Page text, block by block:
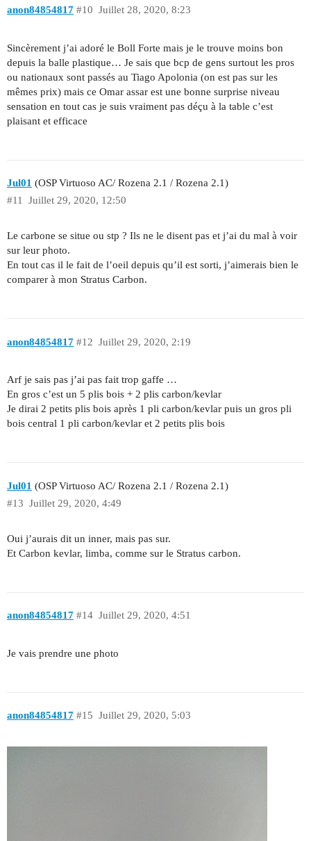
anon84854817 Juillet 28, 2020, 8:23
#10
Sincèrement j’ai adoré le Boll Forte mais je le trouve moins bon
depuis la balle plastique… Je sais que bcp de gens surtout les pros
ou nationaux sont passés au Tiago Apolonia (on est pas sur les
mêmes prix) mais ce Omar assar est une bonne surprise niveau
sensation en tout cas je suis vraiment pas déçu à la table c’est
plaisant et efficace
Jul01 (OSP Virtuoso AC/ Rozena 2.1 / Rozena 2.1)
Juillet 29, 2020, 12:50
#11
Le carbone se situe ou stp ? Ils ne le disent pas et j’ai du mal à voir
sur leur photo.
En tout cas il le fait de l’oeil depuis qu’il est sorti, j’aimerais bien le
comparer à mon Stratus Carbon.
anon84854817 Juillet 29, 2020, 2:19
#12
Arf je sais pas j’ai pas fait trop gaffe …
En gros c’est un 5 plis bois + 2 plis carbon/kevlar
Je dirai 2 petits plis bois après 1 pli carbon/kevlar puis un gros pli
bois central 1 pli carbon/kevlar et 2 petits plis bois
Jul01 (OSP Virtuoso AC/ Rozena 2.1 / Rozena 2.1)
Juillet 29, 2020, 4:49
#13
Oui j’aurais dit un inner, mais pas sur.
Et Carbon kevlar, limba, comme sur le Stratus carbon.
anon84854817 Juillet 29, 2020, 4:51
#14
Je vais prendre une photo
anon84854817 Juillet 29, 2020, 5:03
#15